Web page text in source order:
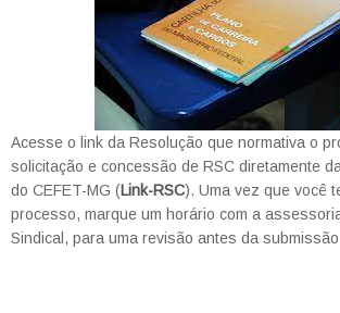
Acesse o link da Resolução que normativa o
solicitação e concessão de RSC diretamente
do CEFET-MG (Link-RSC). Uma vez que você
processo, marque um horário com a
Sindical, para uma revisão antes da